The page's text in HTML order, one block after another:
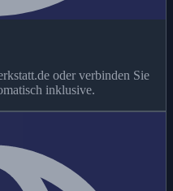
oder verbinden Sie
inklusive.